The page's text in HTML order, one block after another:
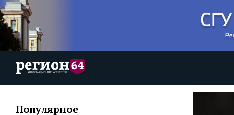
Популярное